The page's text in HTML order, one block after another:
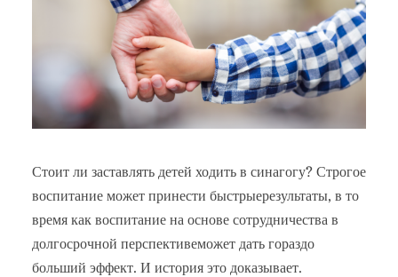
Стоит ли заставлять детей ходить в синагогу? Строгое
воспитание может принести быстрыерезультаты, в то
время как воспитание на основе сотрудничества в
долгосрочной перспективеможет дать гораздо
больший эффект. И история это доказывает.